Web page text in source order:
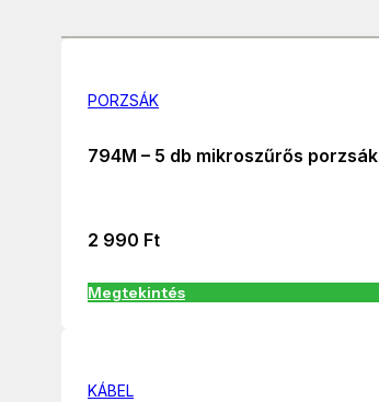
PORZSÁK
794M – 5 db mikroszűrős porzsák
2 990 Ft
Megtekintés
KÁBEL